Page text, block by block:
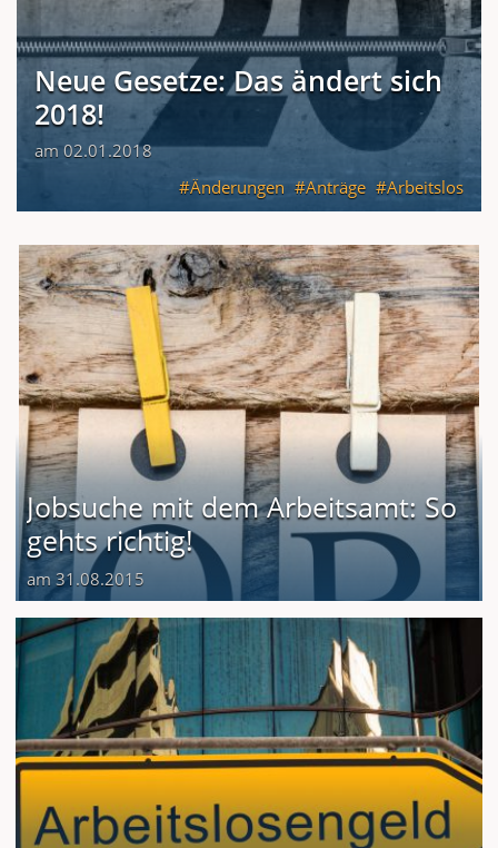
Neue Gesetze: Das ändert sich
2018!
am 02.01.2018
Änderungen
Anträge Arbeitslos
Jobsuche mit dem Arbeitsamt: So
gehts richtig!
am 31.08.2015